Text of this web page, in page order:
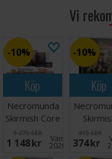
2x Hive Data
2x fristående
12x löstagbara
Denna uppsättning
miniatyrer levereras
Observera att vissa av
monteras utan lim.
Vi
Köp
10%
Necromunda
Skirmish Core
Set
1 275 SEK
1 148 SEK Väntas in:
2026-08-14
Köp
10%
Gangs of
415 SEK
374 SEK